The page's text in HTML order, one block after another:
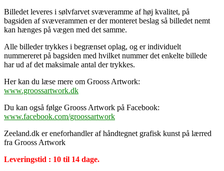
Billedet leveres i sølvfarvet svæveramme af høj kvalitet, på
bagsiden af svæverammen er der monteret beslag så billedet nemt
kan hænges på vægen med det samme.
Alle billeder trykkes i begrænset oplag, og er individuelt
nummereret på bagsiden med hvilket nummer det enkelte billede
har ud af det maksimale antal der trykkes.
Her kan du læse mere om Grooss Artwork:
www.groossartwork.dk
Du kan også følge Grooss Artwork på Facebook:
www.facebook.com/groossartwork
Zeeland.dk er eneforhandler af håndtegnet grafisk kunst på lærred
fra Grooss Artwork
Leveringstid : 10 til 14 dage.